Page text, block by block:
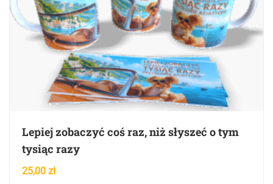
Lepiej zobaczyć coś raz, niż słyszeć o tym
tysiąc razy
25,00 zł